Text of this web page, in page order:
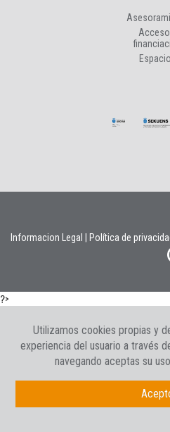
Informacion Legal | Política de
?>
Utilizamos cookies propias y
experiencia del usuario a través
navegando aceptas su